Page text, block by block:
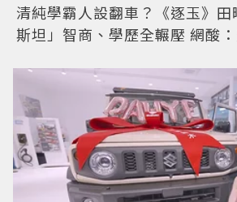
清純學霸人設翻車？《逐玉》
斯坦」智商、學歷全輾壓 網酸